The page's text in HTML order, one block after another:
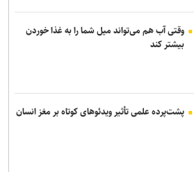
قشم به سازمان منطقه آزاد/ بازگشت اصولی به
نصیری حفظ شد
ادامه پیروزی‌های یزدانی و جدال با نماینده
تقلبی است ولی نباید باز هم به آنها
وقتی آب هم می‌تواند میل شما را به غذا خوردن
بیشتر کند
پشت‌پرده علمی تأثیر ویدئو‌های کوتاه بر مغز انسان